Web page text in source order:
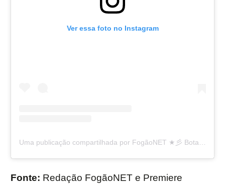
Ver essa foto no Instagram
Uma publicação compartilhada por FogãoNET ★彡 Botafogo FR 👨🏽‍💻🔥 (@fogaonet)
Fonte: Redação FogãoNET e Premiere